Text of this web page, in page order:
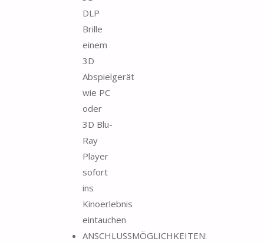
DLP
Brille
einem
3D
Abspielgerät
wie PC
oder
3D Blu-
Ray
Player
sofort
ins
Kinoerlebnis
eintauchen
ANSCHLUSSMÖGLICHKEITEN: